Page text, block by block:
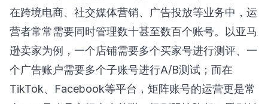
在跨境电商、社交媒体营销、广告投放等业务中，运
营者常常需要同时管理数十甚至数百个账号。以亚马
逊卖家为例，一个店铺需要多个买家号进行测评、一
个广告账户需要多个子账号进行A/B测试；而在
TikTok、Facebook等平台，矩阵账号的运营更是常